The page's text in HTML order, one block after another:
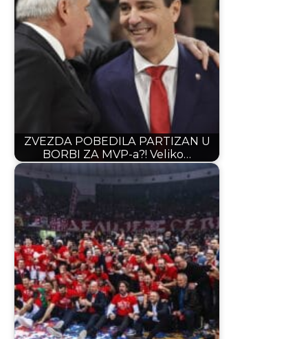
ZVEZDA POBEDILA PARTIZAN U
BORBI ZA MVP-a?! Veliko…